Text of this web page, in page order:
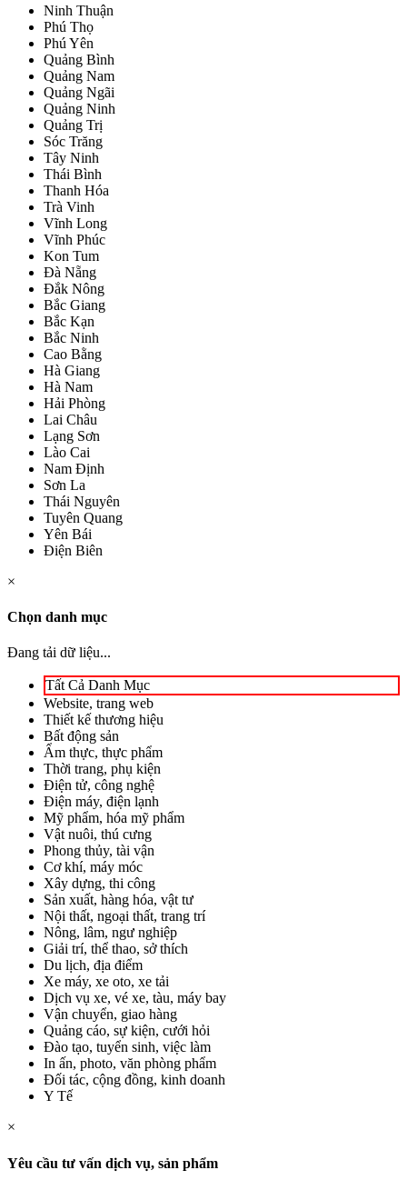
Ninh Thuận
Phú Thọ
Phú Yên
Quảng Bình
Quảng Nam
Quảng Ngãi
Quảng Ninh
Quảng Trị
Sóc Trăng
Tây Ninh
Thái Bình
Thanh Hóa
Trà Vinh
Vĩnh Long
Vĩnh Phúc
Kon Tum
Đà Nẵng
Đắk Nông
Bắc Giang
Bắc Kạn
Bắc Ninh
Cao Bằng
Hà Giang
Hà Nam
Hải Phòng
Lai Châu
Lạng Sơn
Lào Cai
Nam Định
Sơn La
Thái Nguyên
Tuyên Quang
Yên Bái
Điện Biên
×
Chọn danh mục
Đang tải dữ liệu...
Tất Cả Danh Mục
Website, trang web
Thiết kế thương hiệu
Bất động sản
Ẩm thực, thực phẩm
Thời trang, phụ kiện
Điện tử, công nghệ
Điện máy, điện lạnh
Mỹ phẩm, hóa mỹ phẩm
Vật nuôi, thú cưng
Phong thủy, tài vận
Cơ khí, máy móc
Xây dựng, thi công
Sản xuất, hàng hóa, vật tư
Nội thất, ngoại thất, trang trí
Nông, lâm, ngư nghiệp
Giải trí, thể thao, sở thích
Du lịch, địa điểm
Xe máy, xe oto, xe tải
Dịch vụ xe, vé xe, tàu, máy bay
Vận chuyển, giao hàng
Quảng cáo, sự kiện, cưới hỏi
Đào tạo, tuyển sinh, việc làm
In ấn, photo, văn phòng phẩm
Đối tác, cộng đồng, kinh doanh
Y Tế
×
Yêu cầu tư vấn dịch vụ, sản phẩm